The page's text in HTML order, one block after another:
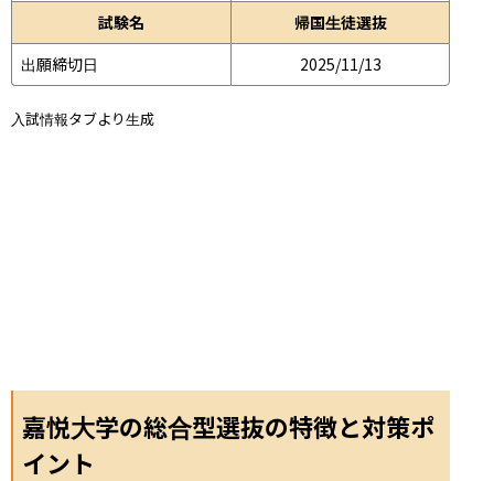
試験名
帰国生徒選抜
出願締切日
2025/11/13
入試情報タブより生成
嘉悦大学の総合型選抜の特徴と対策ポ
イント